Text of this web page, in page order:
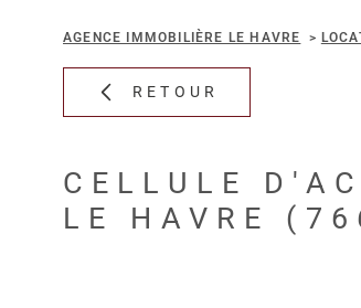
AGENCE IMMOBILIÈRE LE HAVRE
RETOUR
CELLULE
LE HAVRE